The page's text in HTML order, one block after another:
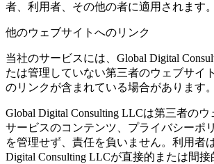
者、利用者、その他の者に適用されます。
他のウェブサイトへのリンク
当社のサービスには、Global Digital
たは管理していない第三者のウェブサイ
のリンクが含まれている場合があります。
Global Digital Consulting LLCは第三者の
サービスのコンテンツ、プライバシーポ
を管理せず、責任を負いません。利用者
Digital Consulting LLCが直接的または間